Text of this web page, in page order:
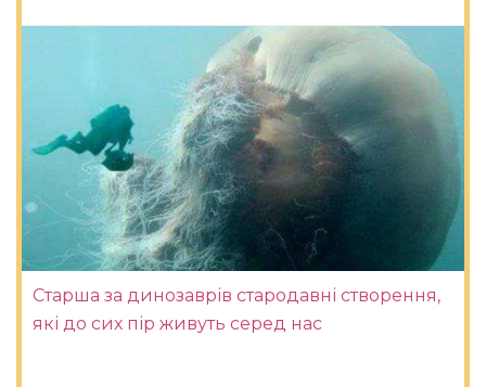
Старша за динозаврів стародавні створення,
які до сих пір живуть серед нас